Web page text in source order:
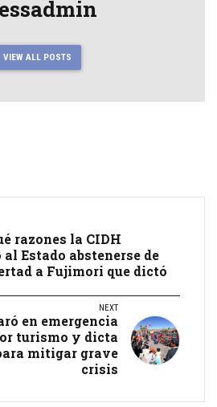
VIEW ALL POSTS
razones la CIDH
al Estado abstenerse de
a Fujimori que dictó
NEXT
en emergencia
turismo y dicta
mitigar grave
crisis